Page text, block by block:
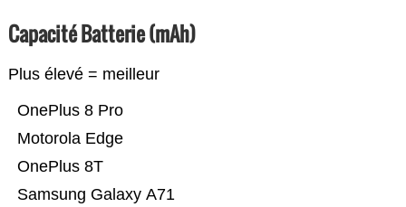
Capacité Batterie (mAh)
Plus élevé = meilleur
Samsung Galaxy A71
OnePlus 8T
Motorola Edge
OnePlus 8 Pro